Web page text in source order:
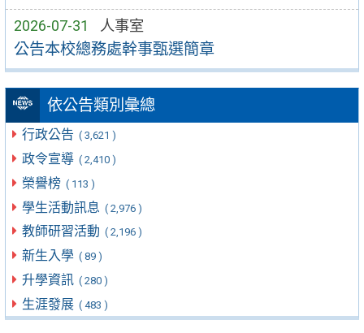
2026-07-31 人事室
公告本校總務處幹事甄選簡章
依公告類別彙總
行政公告 ( 3,621 )
政令宣導 ( 2,410 )
榮譽榜 ( 113 )
學生活動訊息 ( 2,976 )
教師研習活動 ( 2,196 )
新生入學 ( 89 )
升學資訊 ( 280 )
生涯發展 ( 483 )